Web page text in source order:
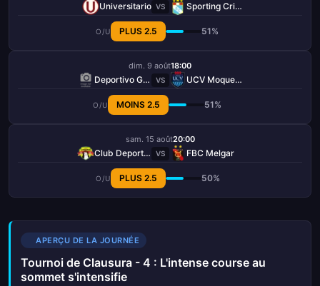
Universitario VS Sporting Cristal
O/U PLUS 2.5 51%
dim. 9 août18:00
Deportivo Garcilaso VS UCV Moquegua
O/U MOINS 2.5 51%
sam. 15 août20:00
Club Deportivo Los Chankas VS FBC Melgar
O/U PLUS 2.5 50%
APERÇU DE LA JOURNÉE
Tournoi de Clausura - 4 : L'intense course au
sommet s'intensifie